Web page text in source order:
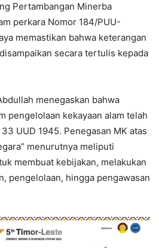
Pertambangan Minerba
perkara Nomor 184/PUU-
memastikan bahwa keterangan
secara tertulis kepada
menegaskan bahwa
pengelolaan kekayaan alam telah
UUD 1945. Penegasan MK atas
menurutnya meliputi
membuat kebijakan, melakukan
pengelolaan, hingga pengawasan